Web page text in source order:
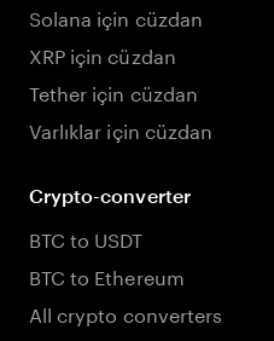
Solana için cüzdan
XRP için cüzdan
Tether için cüzdan
Varlıklar için cüzdan
Crypto-converter
BTC to USDT
BTC to Ethereum
All crypto converters